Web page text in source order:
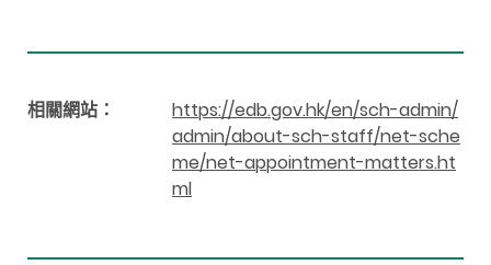
相關網站：
https://edb.gov.hk/en/sch-admin/
admin/about-sch-staff/net-sche
me/net-appointment-matters.ht
ml